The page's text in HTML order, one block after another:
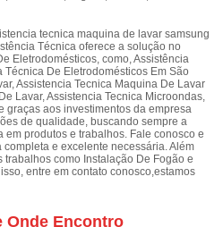
tecnica maquina de lavar samsung
Técnica oferece a solução no
Eletrodomésticos, como, Assistência
De Eletrodomésticos Em São
Assistencia Tecnica Maquina De Lavar
Lavar, Assistencia Tecnica Microondas,
graças aos investimentos da empresa
de qualidade, buscando sempre a
produtos e trabalhos. Fale conosco e
e excelente necessária. Além
como Instalação De Fogão e
entre em contato conosco,estamos
Onde Encontro